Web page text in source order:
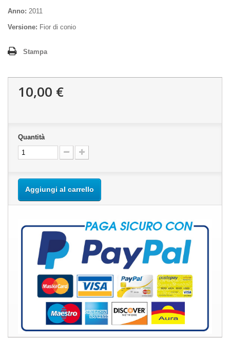
Anno: 2011
Versione: Fior di conio
Stampa
10,00 €
Quantità
Aggiungi al carrello